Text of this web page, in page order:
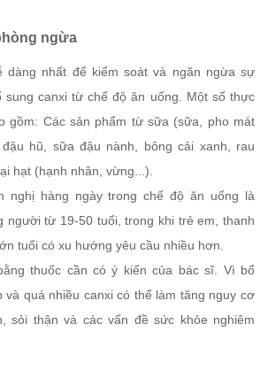
ngừa
dàng nhất để kiểm soát và ngăn ngừa sự
sung canxi từ chế độ ăn uống. Một số thực
gồm: Các sản phẩm từ sữa (sữa, pho mát
hũ, sữa đậu nành, bông cải xanh, rau
hạt (hạnh nhân, vừng...).
nghị hàng ngày trong chế độ ăn uống là
người từ 19-50 tuổi, trong khi trẻ em, thanh
tuổi có xu hướng yêu cầu nhiều hơn.
thuốc cần có ý kiến của bác sĩ. Vì bổ
và quá nhiều canxi có thể làm tăng nguy cơ
sỏi thận và các vấn đề sức khỏe nghiêm